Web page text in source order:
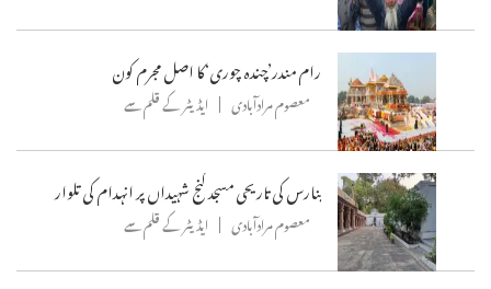
رام مندر’چندہ چوری‘کا اصل مجرم کون
معصوم مرادآبادی ایڈیٹر کے قلم سے
بنارس کی تاریحی مسجد گنج شہیداں پر انہدام کی تلوار
معصوم مرادآبادی ایڈیٹر کے قلم سے